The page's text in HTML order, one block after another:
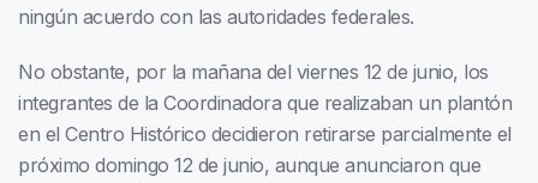
ningún acuerdo con las autoridades federales.
No obstante, por la mañana del viernes 12 de junio, los
integrantes de la Coordinadora que realizaban un plantón
en el Centro Histórico decidieron retirarse parcialmente el
próximo domingo 12 de junio, aunque anunciaron que